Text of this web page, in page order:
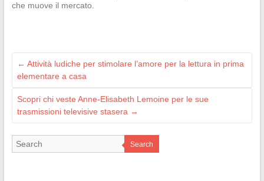
che muove il mercato.
← Attività ludiche per stimolare l’amore per la lettura in prima
elementare a casa
Scopri chi veste Anne-Elisabeth Lemoine per le sue
trasmissioni televisive stasera →
Search